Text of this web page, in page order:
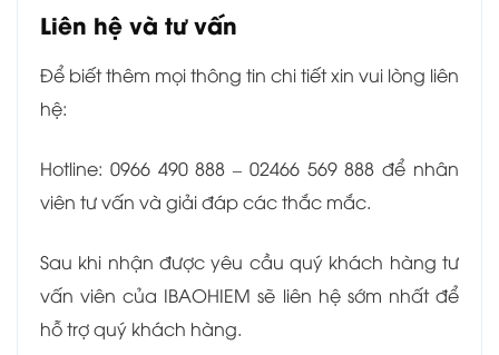
Liên hệ và tư vấn
Để biết thêm mọi thông tin chi tiết xin vui lòng liên
hệ:
Hotline: 0966 490 888 – 02466 569 888 để nhân
viên tư vấn và giải đáp các thắc mắc.
Sau khi nhận được yêu cầu quý khách hàng tư
vấn viên của IBAOHIEM sẽ liên hệ sớm nhất để
hỗ trợ quý khách hàng.